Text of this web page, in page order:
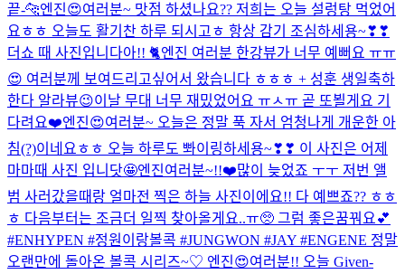
끝-🐆엔진😍여러분~ 맛점 하셨나요?? 저희는 오늘 설렁탕 먹었어
요ㅎㅎ 오늘도 활기찬 하루 되시고ㅎ 항상 감기 조심하세용~❣❣
더쇼 때 사진입니다아!! 🐈엔진 여러분 한강뷰가 너무 예뻐요 ㅠㅠ
😍 여러분께 보여드리고싶어서 왔습니다 ㅎㅎㅎ + 성훈 생일축하
한다 알라뷰😉이날 무대 너무 재밌었어요 ㅠㅅㅠ 곧 또뵐게요 기
다려요❤️엔진😍여러분~ 오늘은 정말 푹 자서 엄청나게 개운한 아
침(?)이네요ㅎㅎ 오늘 하루도 뽜이링하세용~❣❣ 이 사진은 어제
마마때 사진 입니닷🤩엔진여러분~!!❤️많이 늦었죠 ㅜㅜ 저번 앨
범 사러갔을때랑 얼마전 찍은 하늘 사진이에요!! 다 예쁘죠?? ㅎㅎ
ㅎ 다음부터는 조금더 일찍 찾아올게요..ㅠ🥺 그럼 좋은꿈꿔요💕
#ENHYPEN #정원이랑볼콕 #JUNGWON #JAY #ENGENE 정말
오랜만에 돌아온 볼콕 시리즈~♡ 엔진😍여러분!! 오늘 Given-